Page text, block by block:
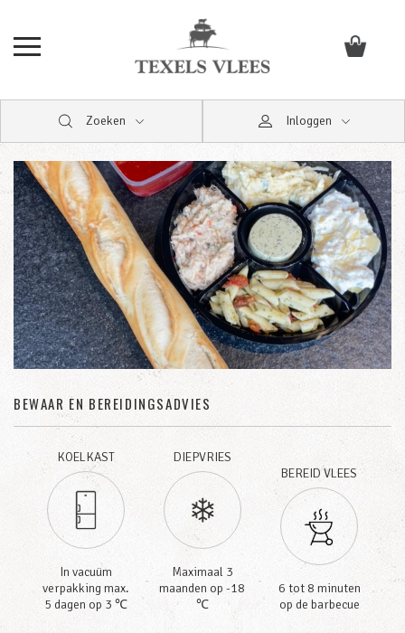
Zoeken Inloggen
BEWAAR EN BEREIDINGSADVIES
KOELKAST
In vacuüm
verpakking max.
5 dagen op 3 ℃
DIEPVRIES
Maximaal 3
maanden op -18
℃
BEREID VLEES
6 tot 8 minuten
op de barbecue